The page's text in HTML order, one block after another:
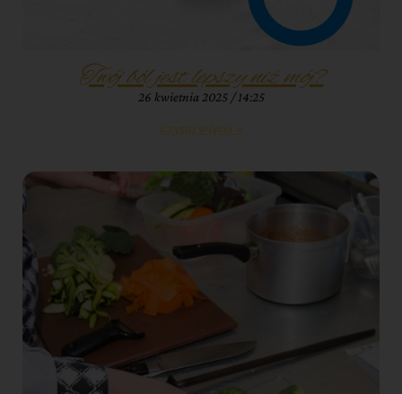
Twój ból jest lepszy niż mój?
26 kwietnia 2025 14:25
Czytaj więcej »